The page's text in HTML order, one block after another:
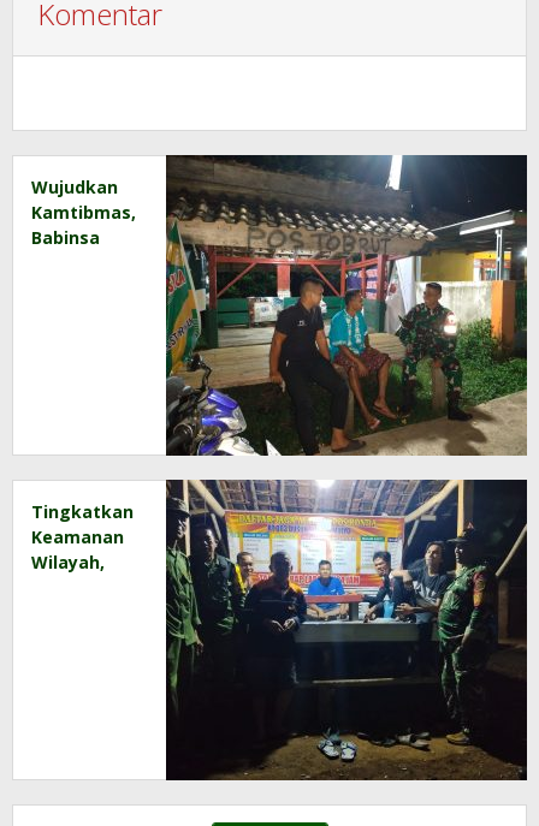
Komentar
Wujudkan
Kamtibmas,
Babinsa
Tingkatkan
Keamanan
Wilayah,